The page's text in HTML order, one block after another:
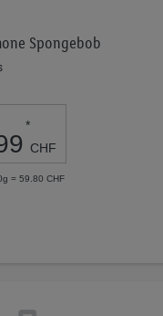
Spongebob
*
CHF
= 59.80 CHF